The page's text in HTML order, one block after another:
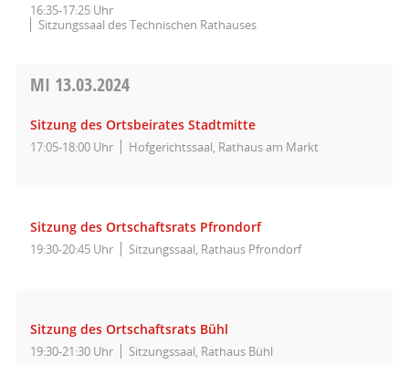
16:35-17:25 Uhr
Sitzungssaal des Technischen Rathauses
MI 13.03.2024
Sitzung des Ortsbeirates Stadtmitte
17:05-18:00 Uhr Hofgerichtssaal, Rathaus am Markt
Sitzung des Ortschaftsrats Pfrondorf
19:30-20:45 Uhr Sitzungssaal, Rathaus Pfrondorf
Sitzung des Ortschaftsrats Bühl
19:30-21:30 Uhr Sitzungssaal, Rathaus Bühl